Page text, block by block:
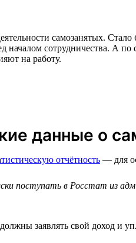
самозанятых.
сотрудничества. А по
на работу.
данные о
отчётность — для
поступать в Росстат из
заявлять свой доход и